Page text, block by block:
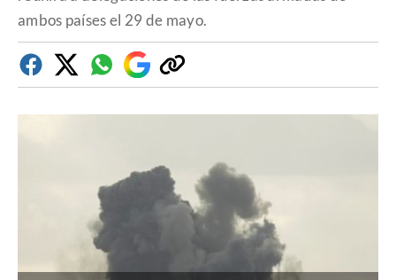
ambos países el 29 de mayo.
FacebookTwitterWhatsapp
Google
Discover
Copiar
enlace